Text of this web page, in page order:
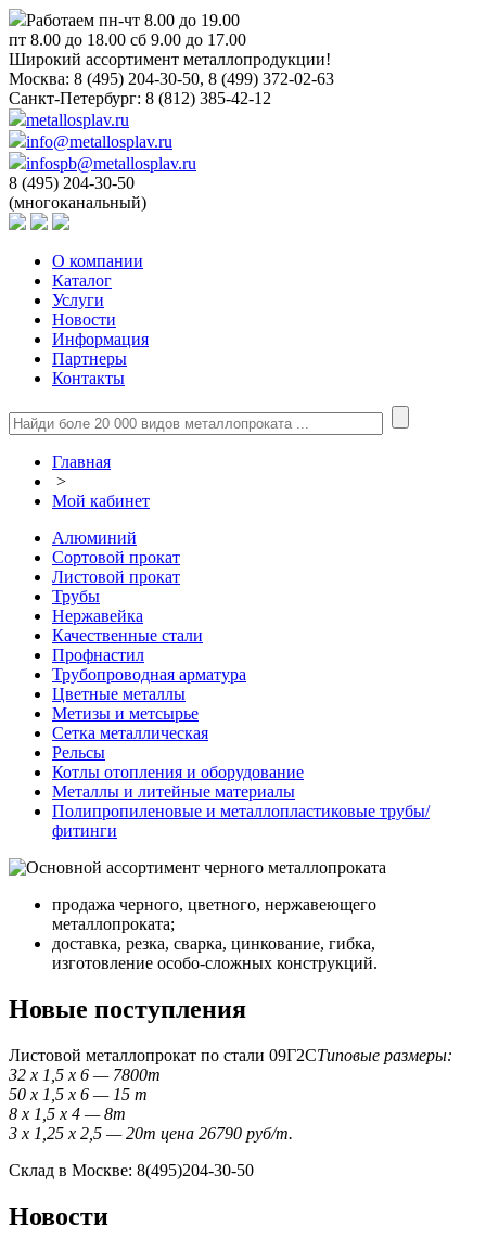
Работаем пн-чт 8.00 до 19.00
пт 8.00 до 18.00 сб 9.00 до 17.00
Широкий ассортимент металлопродукции!
Москва: 8 (495) 204-30-50, 8 (499) 372-02-63
Санкт-Петербург: 8 (812) 385-42-12
metallosplav.ru
info@metallosplav.ru
infospb@metallosplav.ru
8 (495) 204-30-50
(многоканальный)
О компании
Каталог
Услуги
Новости
Информация
Партнеры
Контакты
Главная
>
Мой кабинет
Алюминий
Сортовой прокат
Листовой прокат
Трубы
Нержавейка
Качественные стали
Профнастил
Трубопроводная арматура
Цветные металлы
Метизы и метсырье
Сетка металлическая
Рельсы
Котлы отопления и оборудование
Металлы и литейные материалы
Полипропиленовые и металлопластиковые трубы/
фитинги
продажа черного, цветного, нержавеющего
металлопроката;
доставка, резка, сварка, цинкование, гибка,
изготовление особо-сложных конструкций.
Новые поступления
Листовой металлопрокат по стали 09Г2СТиповые размеры:
32 x 1,5 x 6 — 7800т
50 x 1,5 x 6 — 15 т
8 x 1,5 x 4 — 8т
3 x 1,25 x 2,5 — 20т цена 26790 руб/т.
Склад в Москве: 8(495)204-30-50
Новости